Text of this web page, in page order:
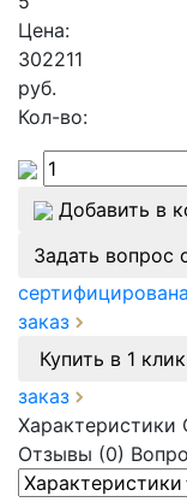
Цена:
302211
руб.
Кол-во:
Добавить в
Задать вопрос
сертифицирована
заказ
Купить в 1 клик
заказ
Характеристики
Отзывы (0)